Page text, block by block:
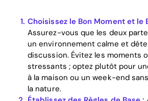
Choisissez le Bon Moment et le
Assurez-vous que les deux
un environnement calme et
discussion. Évitez les moments
stressants ; optez plutôt pour
à la maison ou un week-end
la nature.